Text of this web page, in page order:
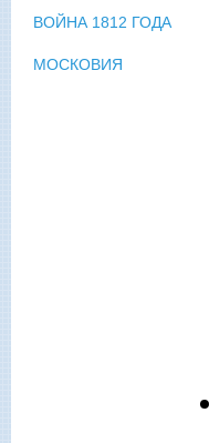
ВОЙНА 1812 ГОДА
МОСКОВИЯ